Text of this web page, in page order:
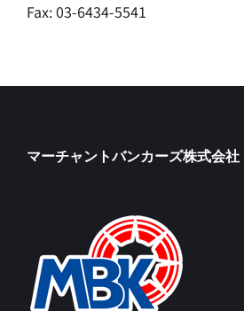
Fax: 03-6434-5541
マーチャントバンカーズ株式会社